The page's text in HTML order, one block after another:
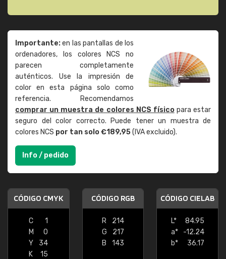
Importante:en las pantallas de los
ordenadores, los colores NCS no
parecen completamente
auténticos. Use la impresión de
color en esta página solo como
referencia. Recomendamos
comprar un muestra de colores NCS físicopara estar
seguro del color correcto. Puede tener un muestra de
colores NCS por tan solo €189,95(IVA excluido).
Info / pedido
CÓDIGO CMYK
C
1
M
0
Y
34
K
15
CÓDIGO RGB
R
214
G
217
B
143
CÓDIGO CIELAB
L*
84.95
a*
-12.24
b*
36.17